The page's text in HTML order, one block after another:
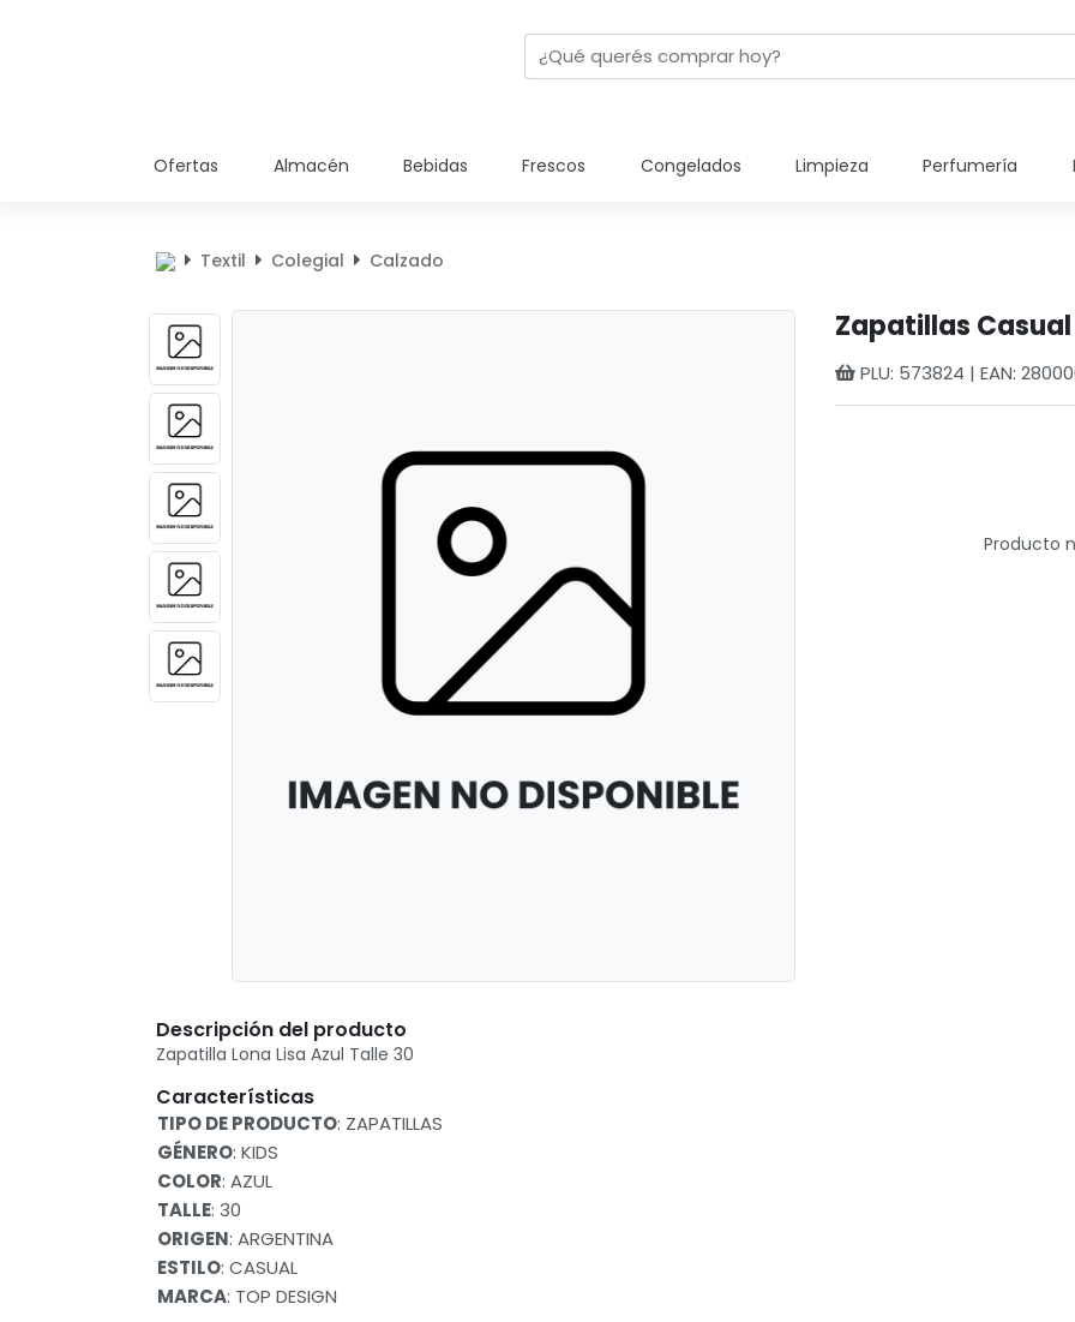
Ofertas Almacén Bebidas Frescos Congelados Limpieza Perfumería
Textil Colegial Calzado
Zapatillas Casual
PLU: 573824 | EAN:
Producto
Descripción del producto
Zapatilla Lona Lisa Azul Talle 30
Características
TIPO DE PRODUCTO: ZAPATILLAS
GÉNERO: KIDS
COLOR: AZUL
TALLE: 30
ORIGEN: ARGENTINA
ESTILO: CASUAL
MARCA: TOP DESIGN